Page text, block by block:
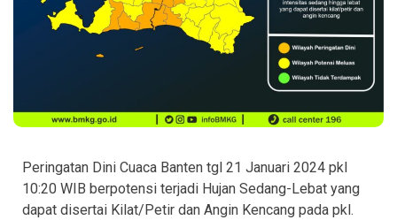
Peringatan Dini Cuaca Banten tgl 21 Januari 2024 pkl
10:20 WIB berpotensi terjadi Hujan Sedang-Lebat yang
dapat disertai Kilat/Petir dan Angin Kencang pada pkl.